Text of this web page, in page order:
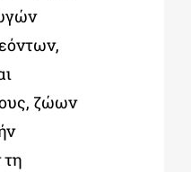
ζώων